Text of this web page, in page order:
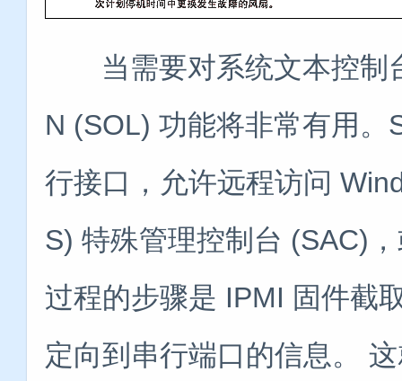
当需要对系统文本控制
N (SOL) 功能将非常有用
行接口，允许远程访问
S) 特殊管理控制台 (SAC)
过程的步骤是 IPMI 固件截
定向到串行端口的信息。